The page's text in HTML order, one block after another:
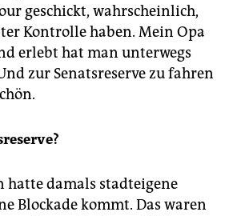
geschickt, wahrscheinlich,
Kontrolle haben. Mein Opa
erlebt hat man unterwegs
zur Senatsreserve zu fahren
hatte damals stadteigene
Blockade kommt. Das waren